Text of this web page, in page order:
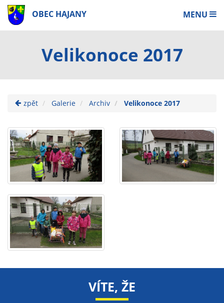
OBEC HAJANY MENU
Velikonoce 2017
zpět Galerie Archiv Velikonoce 2017
VÍTE, ŽE